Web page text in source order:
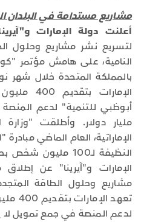
مشاريع مستدامة في البلدان
أعلنت دولة الإمارات
لتسريع نشر مشاريع وحلول
أبوظبي للتنمية" لدعم
مليار دولار. وأطلقت "وزارة
الإمارات و"آيرينا" عن
مشاريع وحلول الطاقة
تعهد
لدعم المنصة في جمع تمويل لا